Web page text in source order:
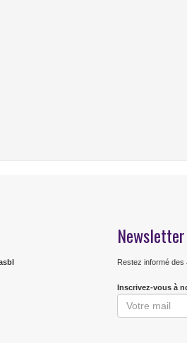
Newsletter
Restez informé des
Inscrivez-vous à